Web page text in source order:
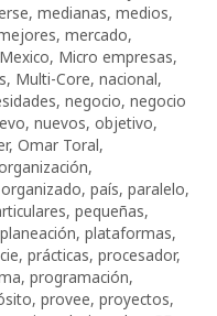
, medianas, medios,
, mercado,
Mexico, Micro empresas,
, Multi-Core, nacional,
, negocio, negocio
, nuevos, objetivo,
, Omar Toral,
,
organizado, país, paralelo,
, pequeñas,
planeación, plataformas,
, prácticas, procesador,
, programación,
, provee, proyectos,